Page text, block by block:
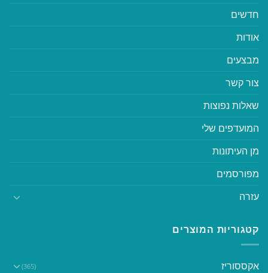
חדשים
אודות
מבצעים
צור קשר
שאלות נפוצות
המועדפים שלי
מן העיתונות
מפורסמים
עזרה
קטגוריות המוצרים
אקססוריז (365)